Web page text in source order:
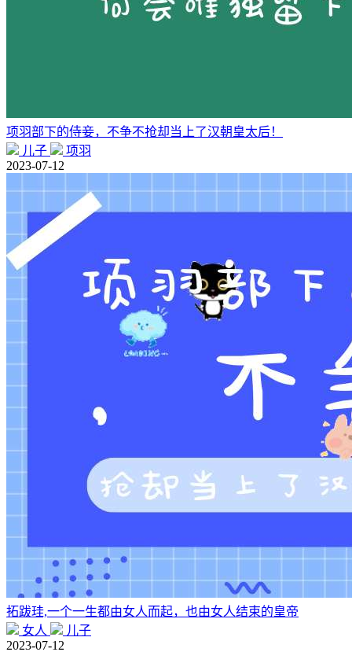
项羽部下的侍妾，不争不抢却当上了汉朝皇太后！
儿子
项羽
2023-07-12
拓跋珪,一个一生都由女人而起，也由女人结束的皇帝
女人
儿子
2023-07-12